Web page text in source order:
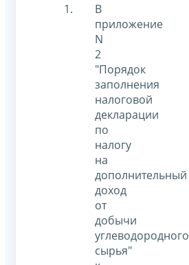
В
приложение
N
2
"Порядок
заполнения
налоговой
декларации
по
налогу
на
дополнительный
доход
от
добычи
углеводородного
сырья"